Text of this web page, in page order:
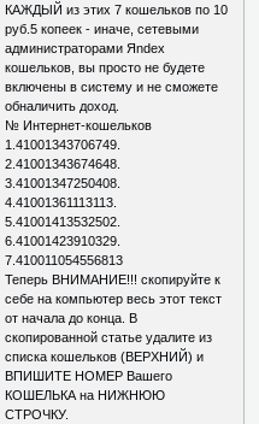
КАЖДЫЙ из этих 7 кошельков по 10
руб.5 копеек - иначе, сетевыми
администраторами Яndex
кошельков, вы просто не будете
включены в систему и не сможете
обналичить доход.
№ Интернет-кошельков
1.41001343706749.
2.41001343674648.
3.41001347250408.
4.41001361113113.
5.41001413532502.
6.41001423910329.
7.410011054556813
Теперь ВНИМАНИЕ!!! скопируйте к
себе на компьютер весь этот текст
от начала до конца. В
скопированной статье удалите из
списка кошельков (ВЕРХНИЙ) и
ВПИШИТЕ НОМЕР Вашего
КОШЕЛЬКА на НИЖНЮЮ
СТРОЧКУ.